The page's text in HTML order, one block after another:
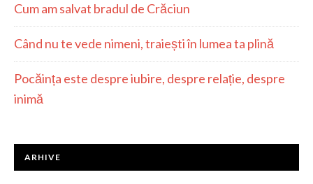
Cum am salvat bradul de Crăciun
Când nu te vede nimeni, traiești în lumea ta plină
Pocăința este despre iubire, despre relație, despre
inimă
ARHIVE